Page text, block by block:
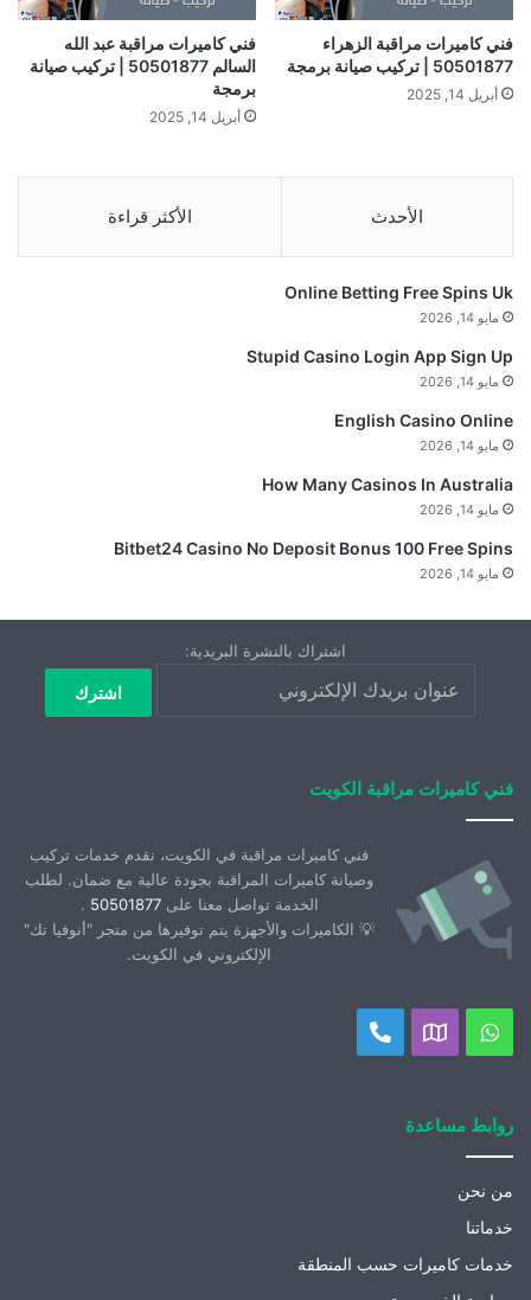
فني كاميرات مراقبة الزهراء
50501877 | تركيب صيانة برمجة
أبريل 14, 2025
فني كاميرات مراقبة عبد الله
السالم 50501877 | تركيب صيانة
برمجة
أبريل 14, 2025
الأحدث الأكثر قراءة
Online Betting Free Spins Uk
مايو 14, 2026
Stupid Casino Login App Sign Up
مايو 14, 2026
English Casino Online
مايو 14, 2026
How Many Casinos In Australia
مايو 14, 2026
Bitbet24 Casino No Deposit Bonus 100 Free Spins
مايو 14, 2026
اشتراك بالنشرة البريدية:
فني كاميرات مراقبة الكويت
فني كاميرات مراقبة في الكويت، نقدم خدمات تركيب
وصيانة كاميرات المراقبة بجودة عالية مع ضمان. لطلب
الخدمة تواصل معنا على50501877
.
💡 الكاميرات والأجهزة يتم توفيرها من متجر "أنوفيا تك"
الإلكتروني في الكويت.
واتسابموقعنا
خريطة
اتصل
روابط مساعدة
من نحن
خدماتنا
خدمات كاميرات حسب المنطقة